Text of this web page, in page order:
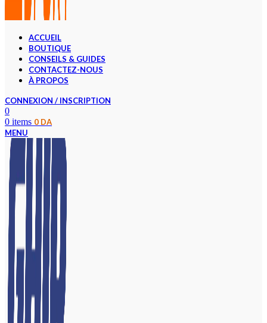
ACCUEIL
BOUTIQUE
CONSEILS & GUIDES
CONTACTEZ-NOUS
À PROPOS
CONNEXION / INSCRIPTION
0
0 items 0 DA
MENU